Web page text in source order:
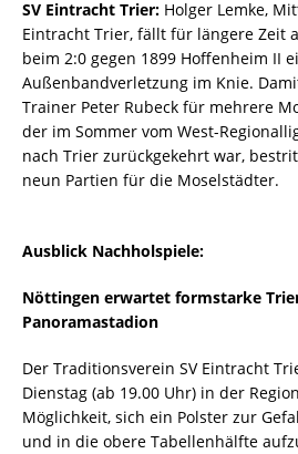
SV Eintracht Trier: Holger Lemke,
Eintracht Trier, fällt für längere Zeit
beim 2:0 gegen 1899 Hoffenheim II
Außenbandverletzung im Knie.
Trainer Peter Rubeck für mehrere
der im Sommer vom West-
nach Trier zurückgekehrt war,
neun Partien für die Moselstädter.
Ausblick Nachholspiele:
Nöttingen erwartet formstarke
Panoramastadion
Der Traditionsverein SV Eintracht
Dienstag (ab 19.00 Uhr) in der
Möglichkeit, sich ein Polster zur
und in die obere Tabellenhälfte